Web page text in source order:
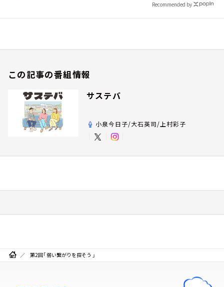
Recommended by
この記事の番組情報
サステバ
小泉今日子/大石英司/上村彩子
第2回「 弱い繋がりを探そう 」